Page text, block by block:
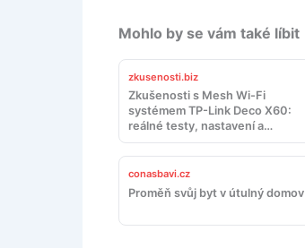
Mohlo by se vám také líbit
zkusenosti.biz
Zkušenosti s Mesh Wi-Fi
systémem TP-Link Deco X60:
reálné testy, nastavení a
doporučení
conasbavi.cz
Proměň svůj byt v útulný domov